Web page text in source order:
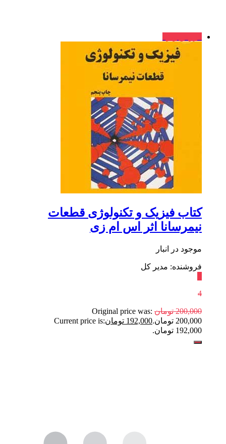
کتاب فیزیک و تکنولوژی قطعات
نیمرسانا اثر اس ام زی
موجود در انبار
فروشنده: مدیر کل
4
200,000 تومان Original price was:
200,000 تومان.
192,000 تومانCurrent price is:
192,000 تومان.